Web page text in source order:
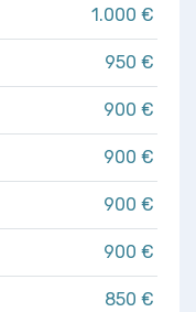
1.000 €
950 €
900 €
900 €
900 €
900 €
850 €